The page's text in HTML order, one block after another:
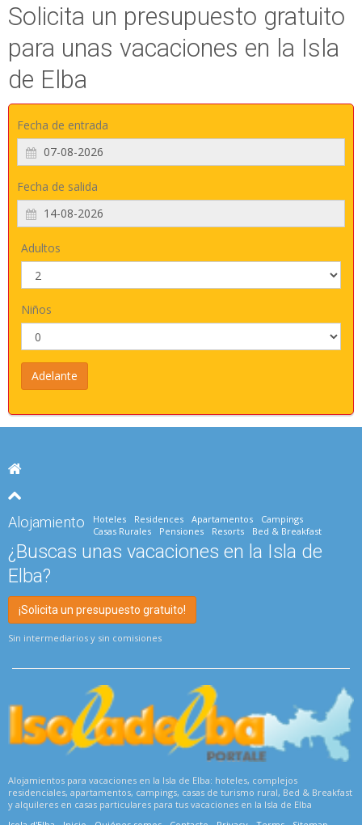
Solicita un presupuesto gratuito
para unas vacaciones en la Isla
de Elba
Fecha de entrada
Fecha de salida
Adultos
Niños
Alojamiento Hoteles Residences Apartamentos
Campings
Casas Rurales
Pensiones Resorts Bed & Breakfast
¿Buscas unas vacaciones en la Isla de
Elba?
¡Solicita un presupuesto gratuito!
Sin intermediarios y sin comisiones
Alojamientos para vacaciones en la Isla de Elba: hoteles, complejos
residenciales, apartamentos, campings, casas de turismo rural, Bed & Breakfast
y alquileres en casas particulares para tus vacaciones en la Isla de Elba